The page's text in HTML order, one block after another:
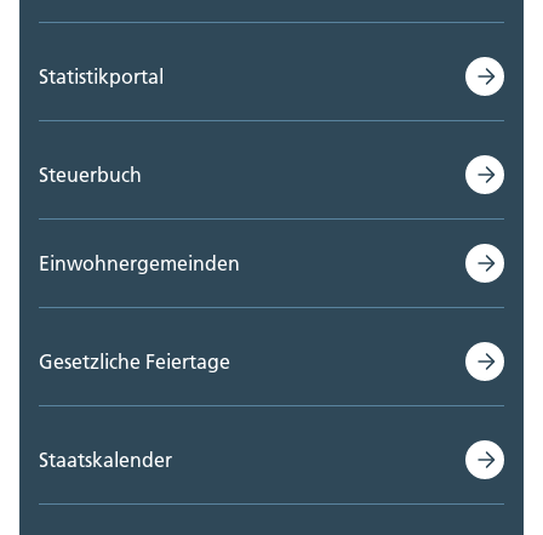
Statistikportal
Steuerbuch
Einwohnergemeinden
Gesetzliche Feiertage
Staatskalender